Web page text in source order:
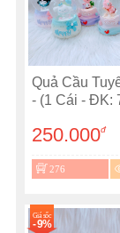
Quả Cầu
- (1 Cái - ĐK:
250.000đ
276
Giá sốc
- 9%